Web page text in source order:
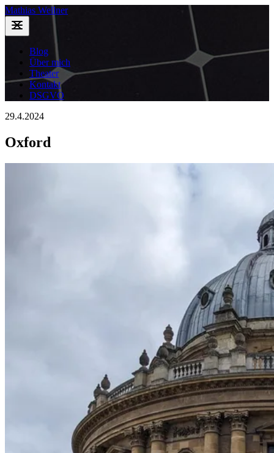
Mathias Wellner
Blog
Über mich
Theater
Kontakt
DSGVO
29.4.2024
Oxford